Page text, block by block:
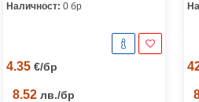
Наличност: 0 бр
4.35 €/бр
8.52 лв./бр